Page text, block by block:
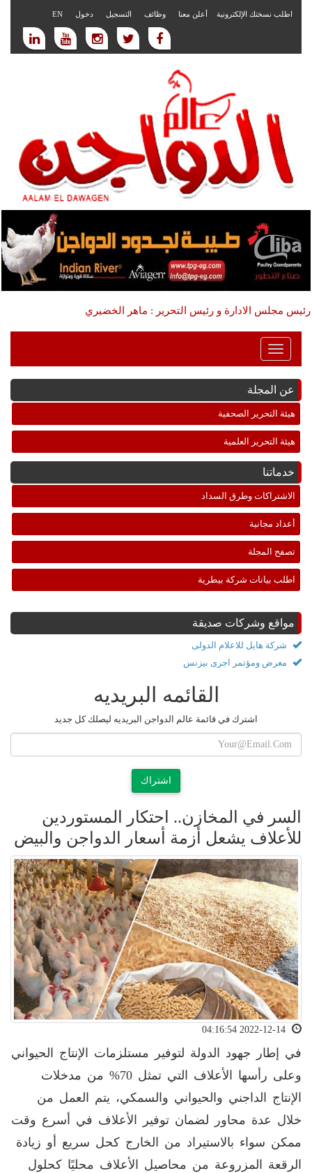
اطلب نسختك الإلكترونية أعلن معنا وظائف التسجيل دخول EN
رئيس مجلس الادارة و رئيس التحرير : ماهر الخضيري
Toggle
Navigation
عن المجلة
هيئة التحرير الصحفية
هيئة التحرير العلمية
خدماتنا
الاشتراكات وطرق السداد
أعداد مجانية
تصفح المجلة
اطلب بيانات شركة بيطرية
مواقع وشركات صديقة
شركة هايل للاعلام الدولى
معرض ومؤتمر اجرى بيزنس
القائمه البريديه
اشترك في قائمة عالم الدواجن البريديه ليصلك كل جديد
اشتراك
السر في المخازن.. احتكار المستوردين
للأعلاف يشعل أزمة أسعار الدواجن والبيض
في إطار جهود الدولة لتوفير مستلزمات الإنتاج الحيواني
وعلى رأسها الأعلاف التي تمثل 70% من مدخلات
الإنتاج الداجني والحيواني والسمكي، يتم العمل من
خلال عدة محاور لضمان توفير الأعلاف في أسرع وقت
ممكن سواء بالاستيراد من الخارج كحل سريع أو زيادة
الرقعة المزروعة من محاصيل الأعلاف محليًا كحلول